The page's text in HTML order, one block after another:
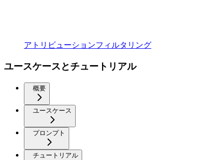
アトリビューションフィルタリング
ユースケースとチュートリアル
概要
ユースケース
プロンプト
チュートリアル